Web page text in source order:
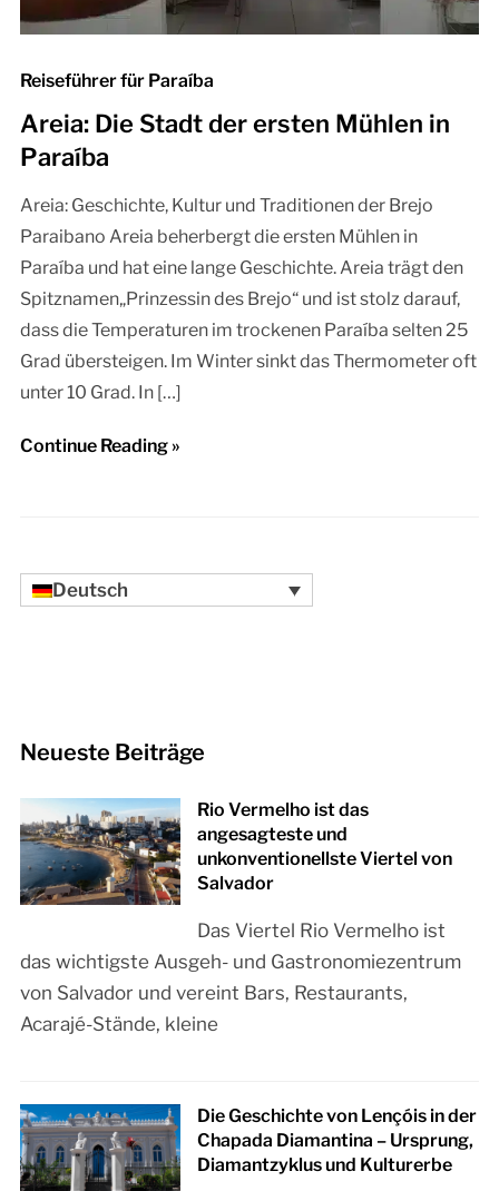
Reiseführer für Paraíba
Areia: Die Stadt der ersten Mühlen in
Paraíba
Areia: Geschichte, Kultur und Traditionen der Brejo
Paraibano Areia beherbergt die ersten Mühlen in
Paraíba und hat eine lange Geschichte. Areia trägt den
Spitznamen„Prinzessin des Brejo“ und ist stolz darauf,
dass die Temperaturen im trockenen Paraíba selten 25
Grad übersteigen. Im Winter sinkt das Thermometer oft
unter 10 Grad. In […]
Continue Reading »
Deutsch
Neueste Beiträge
Rio Vermelho ist das
angesagteste und
unkonventionellste Viertel von
Salvador
Das Viertel Rio Vermelho ist
das wichtigste Ausgeh- und Gastronomiezentrum
von Salvador und vereint Bars, Restaurants,
Acarajé-Stände, kleine
Die Geschichte von Lençóis in der
Chapada Diamantina – Ursprung,
Diamantzyklus und Kulturerbe